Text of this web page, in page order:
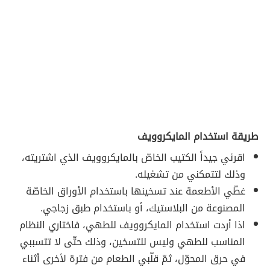
طريقة استخدام المايكروويف
اقرئي جيداً الكتيب الخاصّ بالمايكروويف الذي اشتريته،
وذلك لتتمكني من تشغيله.
غطّي الأطعمة عند تسخينها باستخدام الأوراق الخاصّة
المصنوعة من البلاستيك، أو باستخدام طبق زجاجي.
اذا أردت استخدام المايكروويف للطهي، فاختاري النظام
المناسب للطهي وليس للتسخين، وذلك حتّى لا تتسببي
في حرق المحوّل، ثمّ قلّبي الطعام من فترة لأخرى أثناء